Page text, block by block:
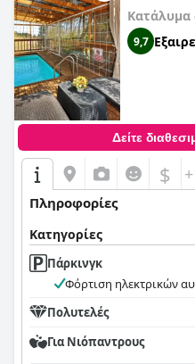
Κατάλυμα
9,7
Δείτε
$
Πληροφορίες
Κατηγορίες
Πάρκινγκ
Φόρτιση ηλεκτρικών
Πολυτελές
Για Νιόπαντρους